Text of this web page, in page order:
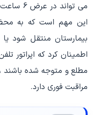
می
این مهم است که به
بیمارستان منتقل شود
اطمینان کرد که اپراتور
مطلع و متوجه شده باشند
مراقبت فوری دارد.